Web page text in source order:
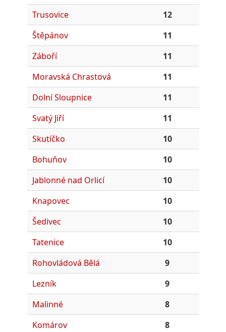
Trusovice
12
Štěpánov
11
Záboří
11
Moravská Chrastová
11
Dolní Sloupnice
11
Svatý Jiří
11
Skutíčko
10
Bohuňov
10
Jablonné nad Orlicí
10
Knapovec
10
Šedivec
10
Tatenice
10
Rohovládová Bělá
9
Lezník
9
Malinné
8
Komárov
8